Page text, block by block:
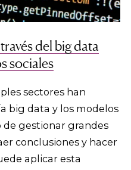
del big data
sociales
sectores han
big data y los modelos
de gestionar grandes
conclusiones y hacer
aplicar esta